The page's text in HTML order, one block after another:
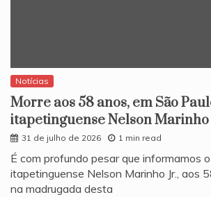
Notícias
Morre aos 58 anos, em São
itapetinguense Nelson Marinho
31 de julho de 2026 1 min read
​É com profundo pesar que informamos
itapetinguense Nelson Marinho Jr., aos
na madrugada desta